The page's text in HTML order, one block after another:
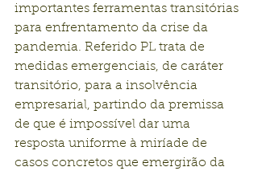
importantes ferramentas transitórias
para enfrentamento da crise da
pandemia. Referido PL trata de
medidas emergenciais, de caráter
transitório, para a insolvência
empresarial, partindo da premissa
de que é impossível dar uma
resposta uniforme à miríade de
casos concretos que emergirão da